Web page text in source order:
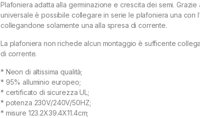
Plafoniera adatta alla germinazione e crescita dei semi. Grazie
universale è possibile collegare in serie le plafoniera una con
collegandone solamente una alla spresa di corrente.
La plafoniera non richede alcun montaggio è sufficente
di corrente.
* Neon di altissima qualità;
* 95% alluminio europeo;
* certificato di sicurezza UL;
* potenza 230V/240V/50HZ;
* misure 123.2X39.4X11.4cm;